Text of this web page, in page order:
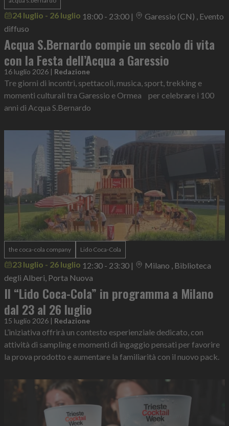
24 luglio - 26 luglio 18:00 - 23:00 |
Garessio (CN) , Evento
diffuso
Acqua S.Bernardo compie un secolo di vita
con la Festa dell’Acqua a Garessio
16 luglio 2026 | Redazione
Tre giorni di incontri, spettacoli, musica, sport, trekking e
momenti culturali tra Garessio e Ormea per celebrare i 100
anni di Acqua S.Bernardo
the coca-cola company Lido Coca-Cola
23 luglio - 26 luglio 12:30 - 23:30 |
Milano , Biblioteca
degli Alberi, Porta Nuova
Il “Lido Coca-Cola” in programma a Milano
dal 23 al 26 luglio
15 luglio 2026 | Redazione
L’iniziativa offrirà un contesto esperienziale dedicato, con
attività di sampling e momenti di ingaggio pensati per favorire
la prova prodotto e aumentare la familiarità con il nuovo pack.